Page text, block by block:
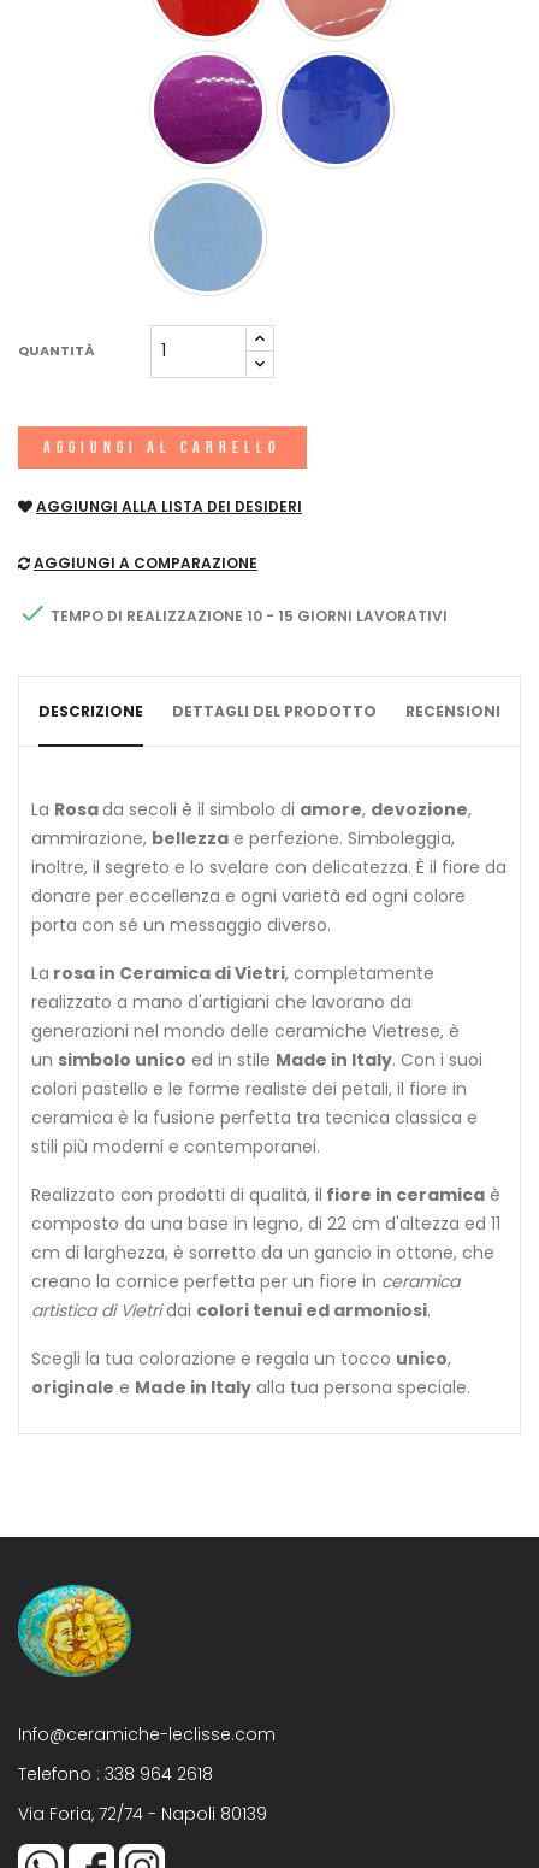
QUANTITÀ
AGGIUNGI AL CARRELLO
AGGIUNGI ALLA LISTA DEI DESIDERI
AGGIUNGI A COMPARAZIONE
 TEMPO DI REALIZZAZIONE 10 - 15 GIORNI LAVORATIVI
DESCRIZIONE DETTAGLI DEL PRODOTTO RECENSIONI
La Rosada secoli è il simbolo di amore, devozione,
ammirazione, bellezza e perfezione. Simboleggia,
inoltre, il segreto e lo svelare con delicatezza. È il fiore da
donare per eccellenza e ogni varietà ed ogni colore
porta con sé un messaggio diverso.
La rosa in Ceramica di Vietri, completamente
realizzato a mano d'artigiani che lavorano da
generazioni nel mondo delle ceramiche Vietrese, è
un simbolo unico ed in stile Made in Italy. Con i suoi
colori pastello e le forme realiste dei petali, il fiore in
ceramica è la fusione perfetta tra tecnica classica e
stili più moderni e contemporanei.
Realizzato con prodotti di qualità, il fiore in ceramica è
composto da una base in legno, di 22 cm d'altezza ed 11
cm di larghezza, è sorretto da un gancio in ottone, che
creano la cornice perfetta per un fiore in ceramica
artistica di Vietridai colori tenui ed armoniosi.
Scegli la tua colorazione e regala un tocco unico,
originale e Made in Italy alla tua persona speciale.
Info@ceramiche-leclisse.com
Telefono : 338 964 2618
Via Foria, 72/74 - Napoli 80139